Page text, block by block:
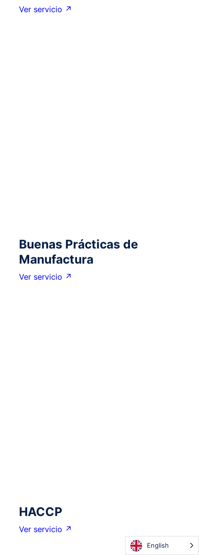
Ver servicio ↗
Buenas Prácticas de
Manufactura
Ver servicio ↗
HACCP
Ver servicio ↗
English